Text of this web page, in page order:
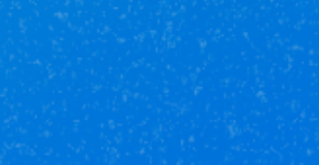
17 800 000₽
Студия 158.1 м²
г Уфа, ул Мустая Карима, д 41